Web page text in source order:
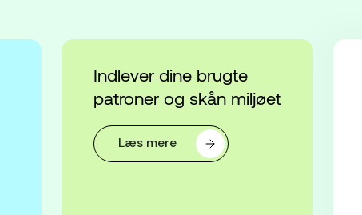
Indlever dine brugte
patroner og skån miljøet
Læs mere